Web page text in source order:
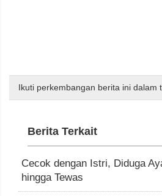
Ikuti perkembangan berita ini dalam
Berita Terkait
Cecok dengan Istri, Diduga
hingga Tewas